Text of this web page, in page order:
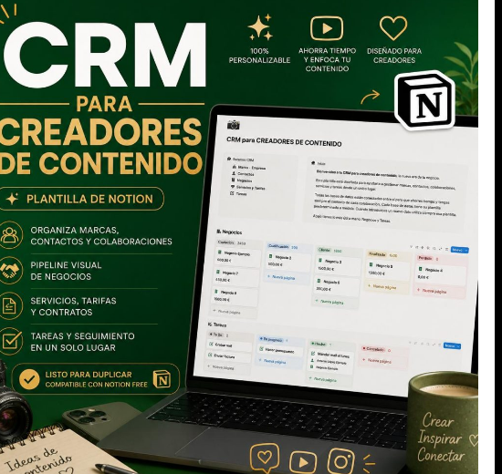
«eso». Pero a mí
resistí y las guardé.
está asquerosa.
cuantas, ya me
De pronto, me dí
llevan anestesia.
EMV)
SIGUIENTE
¿Un moratón?